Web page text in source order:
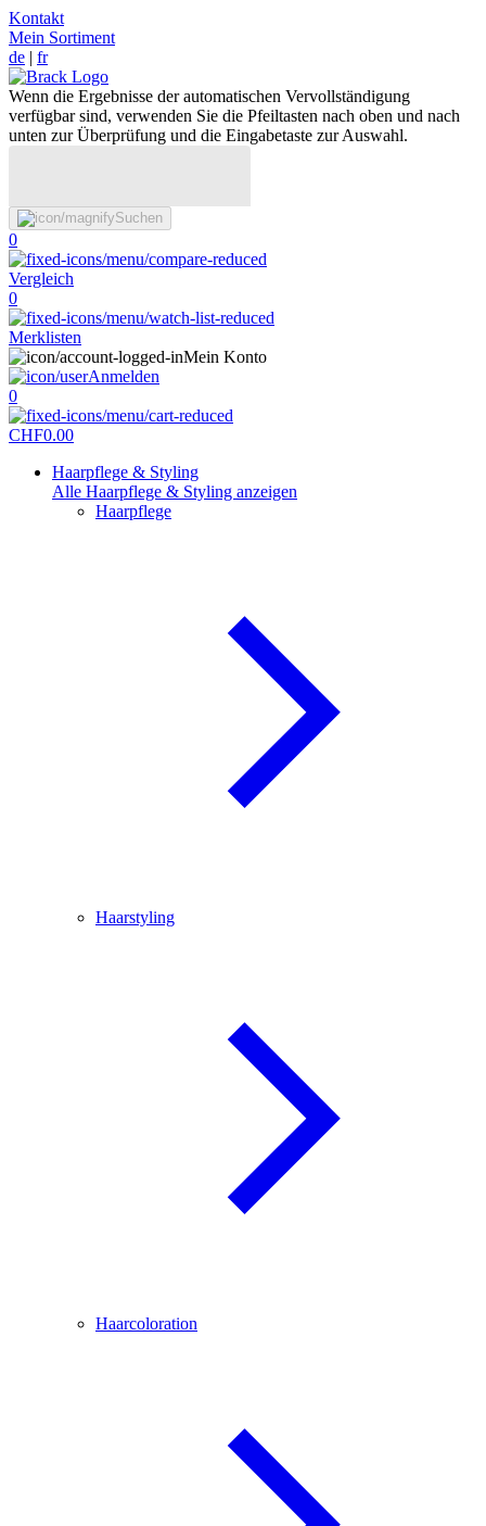
Kontakt
Mein Sortiment
de | fr
Wenn die Ergebnisse der automatischen Vervollständigung
verfügbar sind, verwenden Sie die Pfeiltasten nach oben und nach
unten zur Überprüfung und die Eingabetaste zur Auswahl.
Suchen
0
Vergleich
0
Merklisten
Mein Konto
Anmelden
0
CHF0.00
Haarpflege & Styling
Alle Haarpflege & Styling anzeigen
Haarpflege
Haarstyling
Haarcoloration